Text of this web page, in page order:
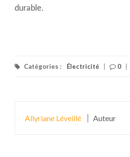
durable.
Catégories : Électricité 0
Allyriane Léveillé Auteur